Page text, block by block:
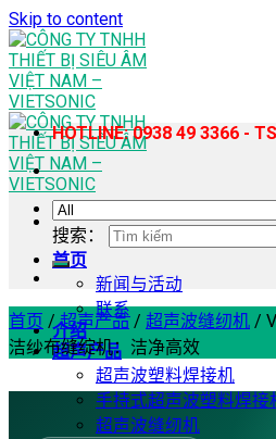
Skip to content
首页
新闻与活动
联系
介绍
超声产品
超声波塑料焊接机
手持式超声波塑料焊接
超声波缝纫机
HOTLINE: 0938 49 3366 -
搜索：
首页 / 超声产品 / 超声波缝纫机 /
洁纱布缝绽机：洁净高效